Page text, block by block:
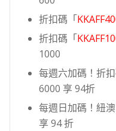
折扣碼「
折扣碼「
1000
每週六加碼！折
6000 享 94折
每週日加碼！紐
享 94 折